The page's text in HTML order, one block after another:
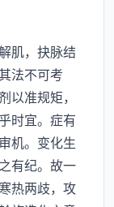
肌，抉脉结
法不可考
以准规矩，
时宜。症有
机。变化生
有纪。故一
热两歧，攻